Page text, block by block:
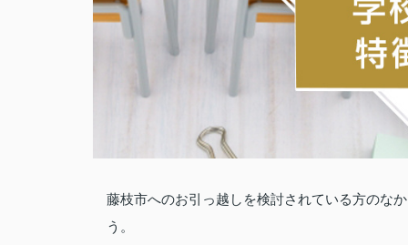
藤枝市へのお引っ越しを検討されている方のな
う。